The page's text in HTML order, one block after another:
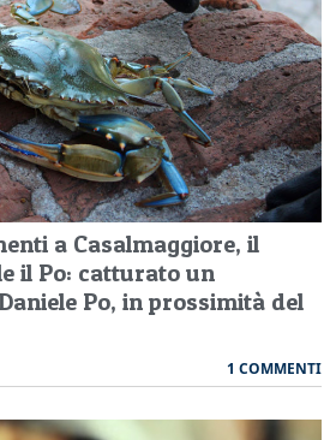
a Casalmaggiore, il
il Po: catturato un
Po, in prossimità del
1 COMMENTI